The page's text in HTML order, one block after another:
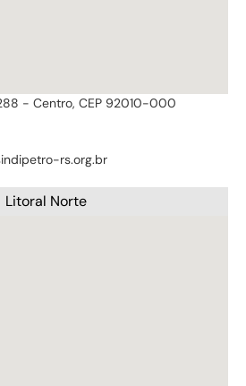
- Centro, CEP 92010-000
rs.org.br
Litoral Norte